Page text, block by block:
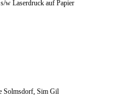
w Laserdruck auf Papier
Solmsdorf, Sim Gil